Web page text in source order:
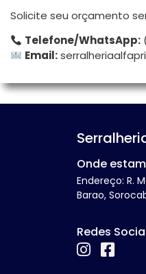
Solicite seu orçamento
Telefone/WhatsApp:
Email:
Onde
Endereço: R.
Barao,
Redes